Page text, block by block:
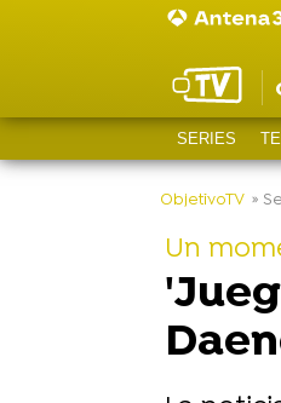
SERIES
-
ObjetivoTV »
Un